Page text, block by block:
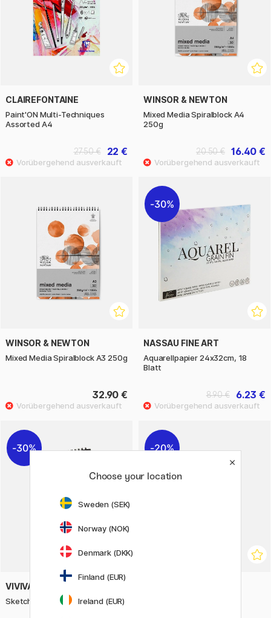
CLAIREFONTAINE
Paint'ON Multi-Techniques
Assorted A4
22 €
27.50 €
WINSOR & NEWTON
Mixed Media Spiralblock A4
250g
16.40 €
20.50 €
WINSOR & NEWTON
Mixed Media Spiralblock A3 250g
32.90 €
30%
NASSAU FINE ART
Aquarellpapier 24x32cm, 18
Blatt
6.23 €
8.90 €
30%
VIVIVA COLORS
Sketchpad A5 240g
20%
Choose your location
Sweden (SEK)
Norway (NOK)
Denmark (DKK)
Finland (EUR)
Ireland (EUR)